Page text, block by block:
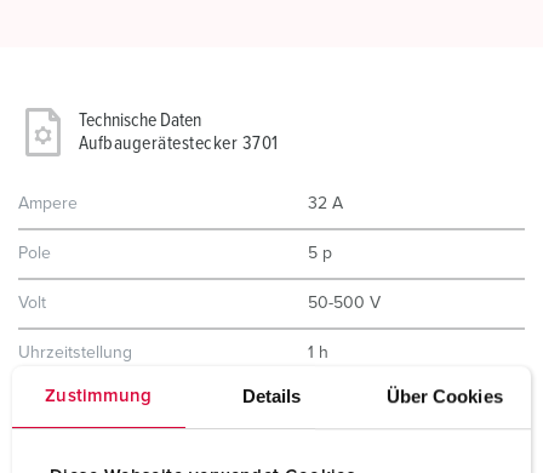
Zustimmung Details Über Cookies
Technische Daten
Aufbaugerätestecker 3701
Ampere 32 A
Pole 5 p
Volt 50-500 V
Uhrzeitstellung 1 h
Anschlusstechnik Schraubkontakt